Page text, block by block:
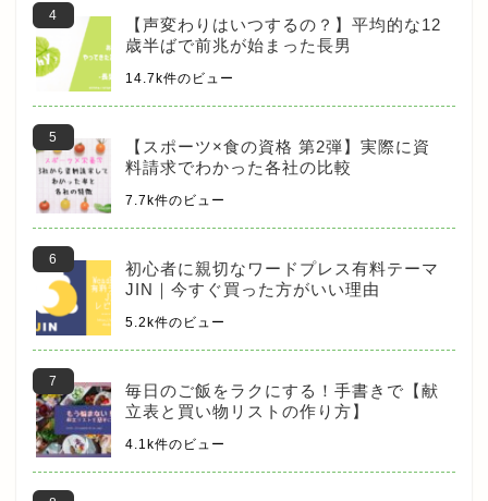
【声変わりはいつするの？】平均的な12
歳半ばで前兆が始まった長男
14.7k件のビュー
【スポーツ×食の資格 第2弾】実際に資
料請求でわかった各社の比較
7.7k件のビュー
初心者に親切なワードプレス有料テーマ
JIN｜今すぐ買った方がいい理由
5.2k件のビュー
毎日のご飯をラクにする！手書きで【献
立表と買い物リストの作り方】
4.1k件のビュー